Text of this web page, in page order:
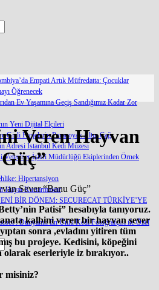
Empati Artık Müfredatta: Çocuklar
Öğrenecek
Ev Yaşamına Geçiş Sandığımız Kadar Zor
Yeni Dijital Elçileri
Gizli Projelerin Paranoyak Altın Çağı
Adresi İstanbul Kedi Müzesi
Veteriner İşleri Müdürlüğü Ekiplerinden Örnek
Hipertansiyon
Hayat Kurtarmaktır
BİR DÖNEM: SECURECAT TÜRKİYE’YE
: Dünyanın En Ünlü Kedi Fotoğrafçısı ile Özel
Veren Hayvan
Patisi” hesabıyla tanıyoruz.
kalbini veren bir hayvan sever
sonra ,evladını yitiren tüm
bu projeye. Kedisini, köpeğini
olarak eserleriyle iz bırakıyor..
misiniz?